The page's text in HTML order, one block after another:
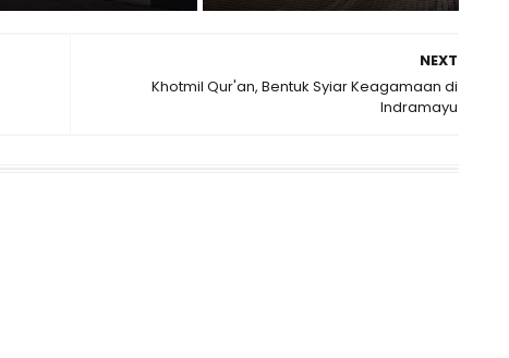
NEXT
Khotmil Qur'an, Bentuk Syiar Keagamaan di
Indramayu